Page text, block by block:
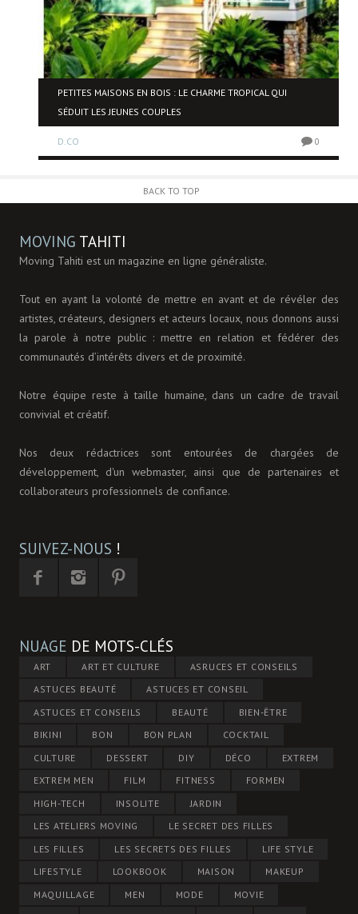
PETITES MAISONS EN BOIS : LE CHARME TROPICAL QUI
SÉDUIT LES JEUNES COUPLES
D.CO 0
BACK TO TOP
MOVING TAHITI
Moving Tahiti est un magazine en ligne généraliste.
Tout en ayant la volonté de mettre en avant et de révéler des
artistes, créateurs, designers et acteurs locaux, nous donnons aussi
la parole à notre public : mettre en relation et fédérer des
communautés d’intérêts divers et de proximité.
Notre équipe reste à taille humaine, dans un cadre de travail
convivial et créatif.
Nos deux rédactrices sont entourées de chargées de
développement, d'un webmaster, ainsi que de partenaires et
collaborateurs professionnels de confiance.
SUIVEZ-NOUS !
NUAGE DE MOTS-CLÉS
ART ART ET CULTURE
ASRUCES ET CONSEILS
ASTUCES BEAUTÉ
ASTUCES ET CONSEIL
ASTUCES ET CONSEILS
BEAUTÉ
BIEN-ÊTRE
BIKINI
BON BON PLAN
COCKTAIL
CULTURE
DESSERT DIY DÉCO
EXTREM
EXTREM MEN
FILM FITNESS
FORMEN
HIGH-TECH
INSOLITE
JARDIN
LES ATELIERS MOVING
LE SECRET DES FILLES
LES FILLES
LES SECRETS DES FILLES
LIFE STYLE
LIFESTYLE
LOOKBOOK MAISON
MAKEUP
MAQUILLAGE
MEN MODE
MOVIE